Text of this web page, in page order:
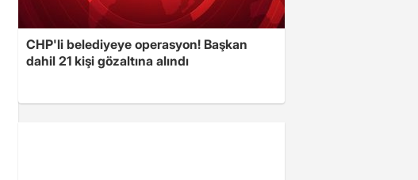
CHP'li belediyeye operasyon! Başkan
dahil 21 kişi gözaltına alındı